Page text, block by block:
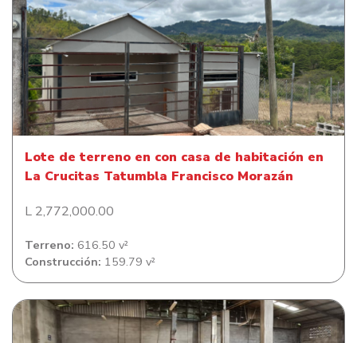
Lote de terreno en con casa de habitación en La Crucitas
Tatumbla Francisco Morazán
Lote de terreno en con casa de habitación en
La Crucitas Tatumbla Francisco Morazán
L 2,772,000.00
Terreno: 616.50 v²
Construcción: 159.79 v²